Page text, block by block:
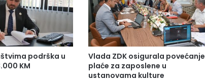
podrška u
KM
Vlada ZDK osigurala povećanje
plaće za zaposlene u
ustanovama kulture